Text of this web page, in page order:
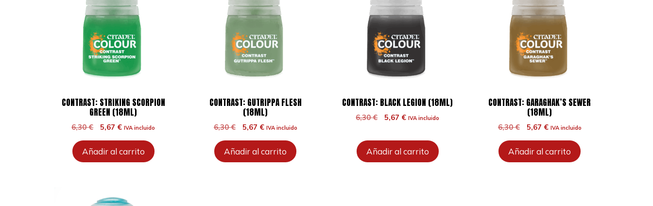
CONTRAST: STRIKING SCORPION
GREEN (18ML)
6,30€
El
original
era:
5,67 €El
actual
es:
IVA incluido
Añadir al carrito
CONTRAST: GUTRIPPA FLESH
(18ML)
6,30€
El
original
era:
5,67 €El
actual
es:
IVA incluido
Añadir al carrito
CONTRAST: BLACK LEGION (18ML)
6,30€
El
era:
6,30 €.
5,67 €El
5,67 €.
IVA incluido
Añadir al carrito
CONTRAST: GARAGHAK’S SEWER
(18ML)
6,30€
El
original
era:
5,67 €El
actual
es:
IVA incluido
Añadir al carrito